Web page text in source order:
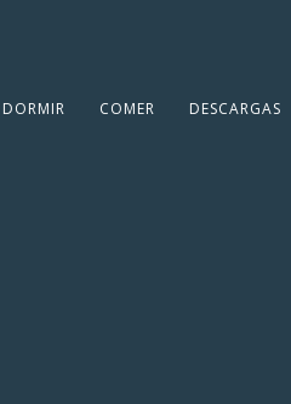
DORMIR COMER DESCARGAS